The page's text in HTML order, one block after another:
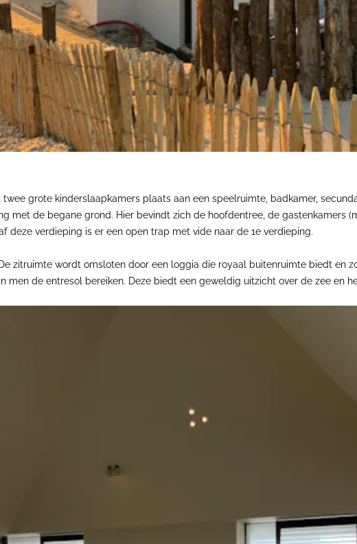
grote kinderslaapkamers plaats aan een speelruimte, badkamer,
met de begane grond. Hier bevindt zich de hoofdentree, de gastenkamers
deze verdieping is er een open trap met vide naar de 1e verdieping.
zitruimte wordt omsloten door een loggia die royaal buitenruimte biedt en
men de entresol bereiken. Deze biedt een geweldig uitzicht over de zee en